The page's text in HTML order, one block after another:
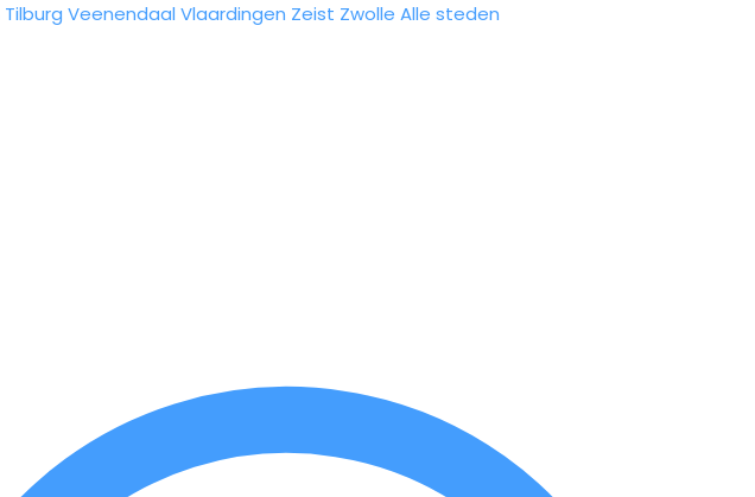
Tilburg Veenendaal Vlaardingen Zeist Zwolle Alle steden